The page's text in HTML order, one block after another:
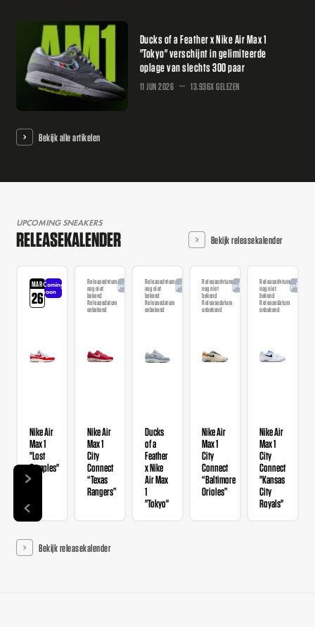
Ducks of a Feather x Nike Air Max 1
"Tokyo" verschijnt in gelimiteerde
oplage van slechts 300 paar
11 JUN 2026 13.936X GELEZEN
Bekijk alle artikelen
UPCOMING SNEAKERS
RELEASEKALENDER Bekijk releasekalender
MAR
26
Coming
soon
Nike Air
Max 1
"Lost
Samples"
Releasedatum
nog niet
bekend
Releasedatum
onbekend
Aangekondigd
Nike Air
Max 1
City
Connect
“Texas
Rangers”
Releasedatum
nog niet
bekend
Releasedatum
onbekend
Aangekondigd
Ducks
of a
Feather
x Nike
Air Max
1
"Tokyo"
Releasedatum
nog niet
bekend
Releasedatum
onbekend
Aangekondigd
Nike Air
Max 1
City
Connect
“Baltimore
Orioles”
Releasedatum
nog niet
bekend
Releasedatum
onbekend
Nike Air
Max 1
City
Connect
"Kansas
City
Royals"
Bekijk releasekalender